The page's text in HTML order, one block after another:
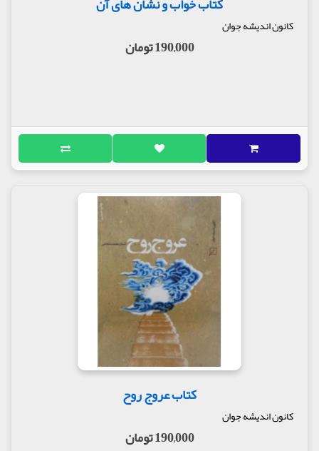
کانون اندیشه جوان
190,000 تومان
کتاب عروج روح
کانون اندیشه جوان
190,000 تومان